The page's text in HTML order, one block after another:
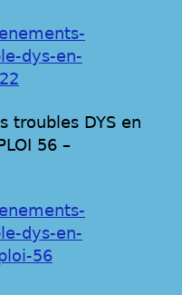
dys-en-
troubles DYS en
56 –
dys-en-
56